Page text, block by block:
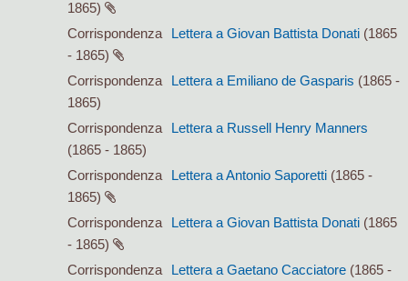
1865)
Corrispondenza
Lettera a Giovan Battista Donati (1865
- 1865)
Corrispondenza
Lettera a Emiliano de Gasparis (1865 -
1865)
Corrispondenza
Lettera a Russell Henry Manners
(1865 - 1865)
Corrispondenza
Lettera a Antonio Saporetti (1865 -
1865)
Corrispondenza
Lettera a Giovan Battista Donati (1865
- 1865)
Corrispondenza
Lettera a Gaetano Cacciatore (1865 -